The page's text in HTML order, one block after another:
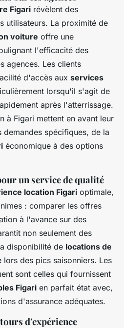
Figari révèlent des
utilisateurs. La proximité de
voiture offre une
l'efficacité des
agences. Les clients
d'accès aux services
lorsqu'il s'agit de
après l'atterrissage.
à Figari mettent en avant leur
spécifiques, de la
économique à des options
un service de qualité
location Figari optimale,
: comparer les offres
à l'avance sur des
non seulement des
disponibilité de locations de
lors des pics saisonniers. Les
sont celles qui fournissent
Figari en parfait état avec,
d'assurance adéquates.
d'expérience